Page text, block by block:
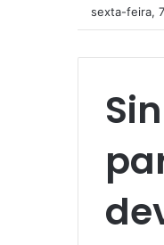
sexta-feira,